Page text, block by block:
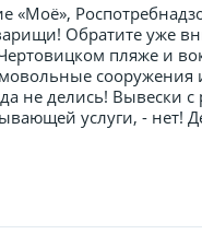
«Моё»,
Обратите уже
пляже и
сооружения
не делись! Вывески с
услуги, - нет!